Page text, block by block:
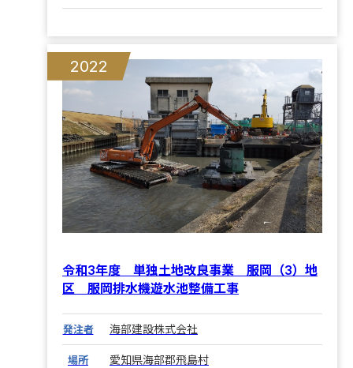
2022
令和3年度 単独土地改良事業 服岡（3）地
区 服岡排水機遊水池整備工事
発注者 海部建設株式会社
場所 愛知県海部郡飛島村